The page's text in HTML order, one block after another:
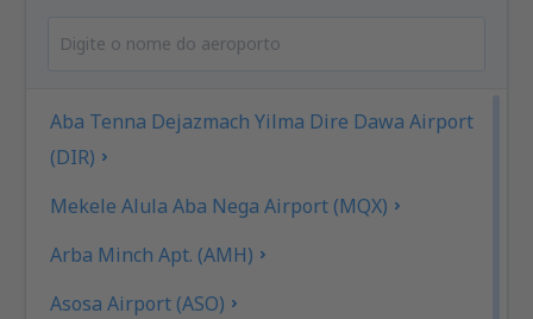
Aba Tenna Dejazmach Yilma Dire Dawa Airport
(DIR)
Mekele Alula Aba Nega Airport (MQX)
Arba Minch Apt. (AMH)
Asosa Airport (ASO)